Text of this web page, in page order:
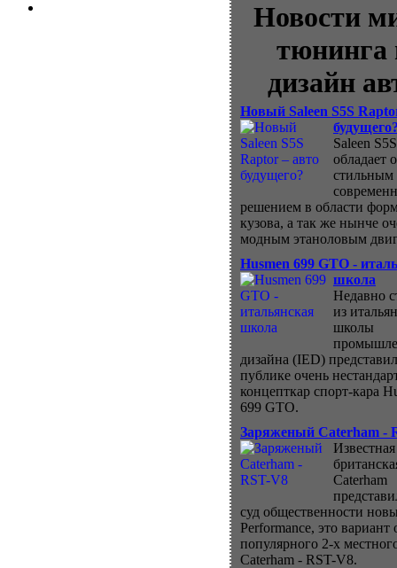
Новости
тюнинга
дизайн
Новый Saleen S5S
Saleen
обладает
стильным
решением в области
кузова, а так же нынче
модным этаноловым
Husmen 699 GTO -
школа
Недавно
из
школы
дизайна (IED)
публике очень
концепткар спорт-кара
699 GTO.
Заряженый Caterham -
Известная
Caterham
суд общественности
Performance, это вариант
популярного 2-х
Caterham - RST-V8.